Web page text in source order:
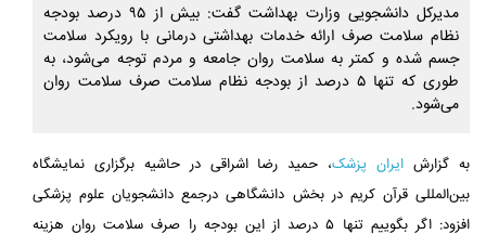
مدیرکل دانشجویی وزارت بهداشت گفت: بیش از ۹۵ درصد بودجه
نظام سلامت صرف ارائه خدمات بهداشتی درمانی با رویکرد سلامت
جسم شده و کمتر به سلامت روان جامعه و مردم توجه می‌شود، به
طوری که تنها ۵ درصد از بودجه نظام سلامت صرف سلامت روان
می‌شود.
به گزارش ایران پزشک، حمید رضا اشراقی در حاشیه برگزاری نمایشگاه
بین‌المللی قرآن کریم در بخش دانشگاهی درجمع دانشجویان علوم پزشکی
افزود: اگر بگوییم تنها ۵ درصد از این بودجه را صرف سلامت روان هزینه